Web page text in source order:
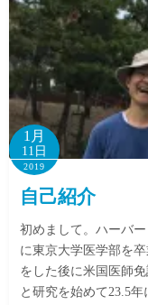
1月
11日
2019
自己紹介
初めまして。ハーバ
に東京大学医学部を
をした後に米国医師
と研究を始めて23.5